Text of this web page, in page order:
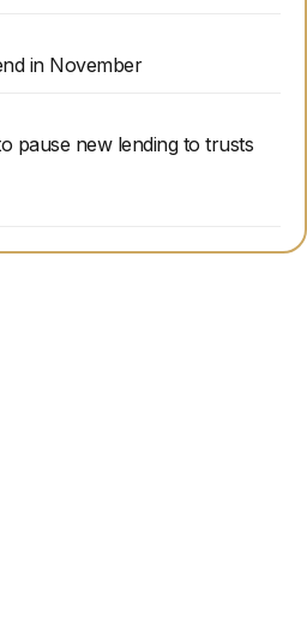
in November
pause new lending to trusts